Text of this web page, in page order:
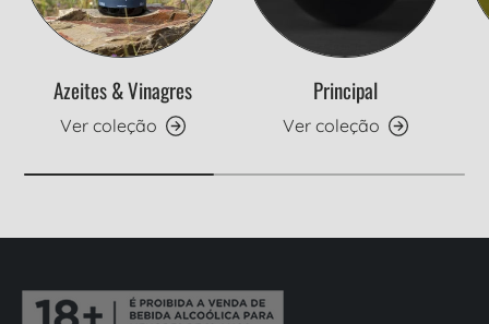
Azeites & Vinagres
Ver coleção
Principal
Ver coleção